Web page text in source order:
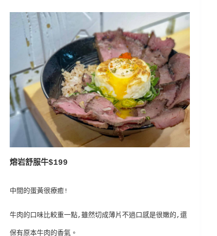
熔岩舒服牛$199
中間的蛋黃很療癒!
牛肉的口味比較重一點,雖然切成薄片不過口感是很嫩的,還
保有原本牛肉的香氣。